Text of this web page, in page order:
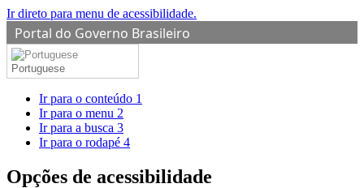
Ir direto para menu de acessibilidade.
Portal do Governo Brasileiro
Portuguese
Ir para o conteúdo 1
Ir para o menu 2
Ir para a busca 3
Ir para o rodapé 4
Opções de acessibilidade